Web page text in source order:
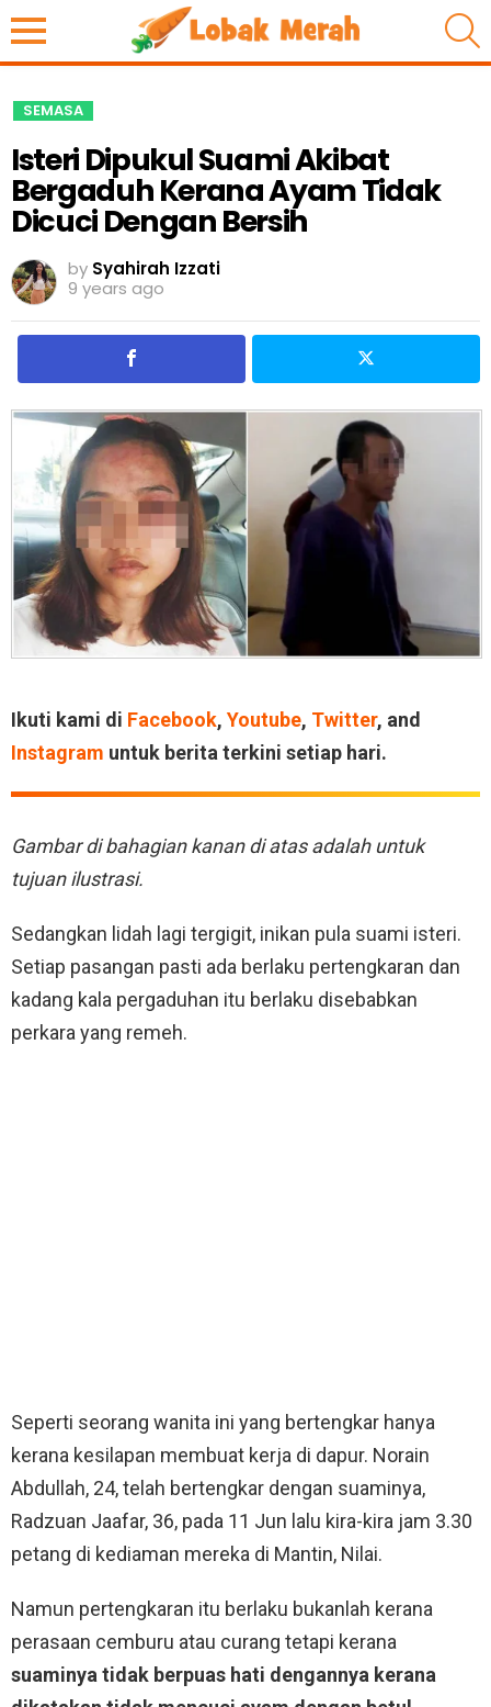
SEMASA
Isteri Dipukul Suami Akibat
Bergaduh Kerana Ayam Tidak
Dicuci Dengan Bersih
by Syahirah Izzati
9 years ago
Ikuti kami di Facebook, Youtube, Twitter, and
Instagram untuk berita terkini setiap hari.
Gambar di bahagian kanan di atas adalah untuk
tujuan ilustrasi.
Sedangkan lidah lagi tergigit, inikan pula suami isteri.
Setiap pasangan pasti ada berlaku pertengkaran dan
kadang kala pergaduhan itu berlaku disebabkan
perkara yang remeh.
Seperti seorang wanita ini yang bertengkar hanya
kerana kesilapan membuat kerja di dapur. Norain
Abdullah, 24, telah bertengkar dengan suaminya,
Radzuan Jaafar, 36, pada 11 Jun lalu kira-kira jam 3.30
petang di kediaman mereka di Mantin, Nilai.
Namun pertengkaran itu berlaku bukanlah kerana
perasaan cemburu atau curang tetapi kerana
suaminya tidak berpuas hati dengannya kerana